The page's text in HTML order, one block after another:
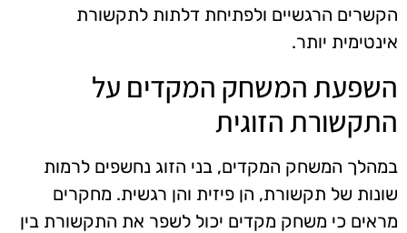
הקשרים הרגשיים ולפתיחת דלתות לתקשורת
אינטימית יותר.
השפעת המשחק המקדים על
התקשורת הזוגית
במהלך המשחק המקדים, בני הזוג נחשפים לרמות
שונות של תקשורת, הן פיזית והן רגשית. מחקרים
מראים כי משחק מקדים יכול לשפר את התקשורת בין